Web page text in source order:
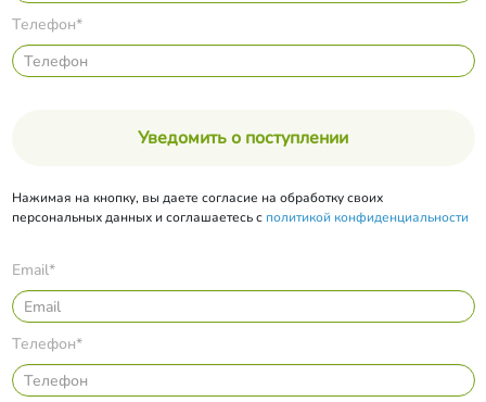
Телефон*
Уведомить о поступлении
Нажимая на кнопку, вы даете согласие на обработку своих
персональных данных и соглашаетесь с политикой конфиденциальности
Email*
Телефон*